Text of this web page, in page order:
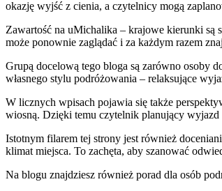
okazję wyjść z cienia, a czytelnicy mogą
Zawartość na uMichalika – krajowe kierunki są
może ponownie zaglądać i za każdym razem
Grupą docelową tego bloga są zarówno osoby
własnego stylu podróżowania – relaksujące
W licznych wpisach pojawia się także
wiosną. Dzięki temu czytelnik planujący
Istotnym filarem tej strony jest również
klimat miejsca. To zachęta, aby szanować
Na blogu znajdziesz również porad dla osób